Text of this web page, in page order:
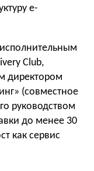
e-
Club,
директором
(совместное
руководством
до менее 30
как сервис